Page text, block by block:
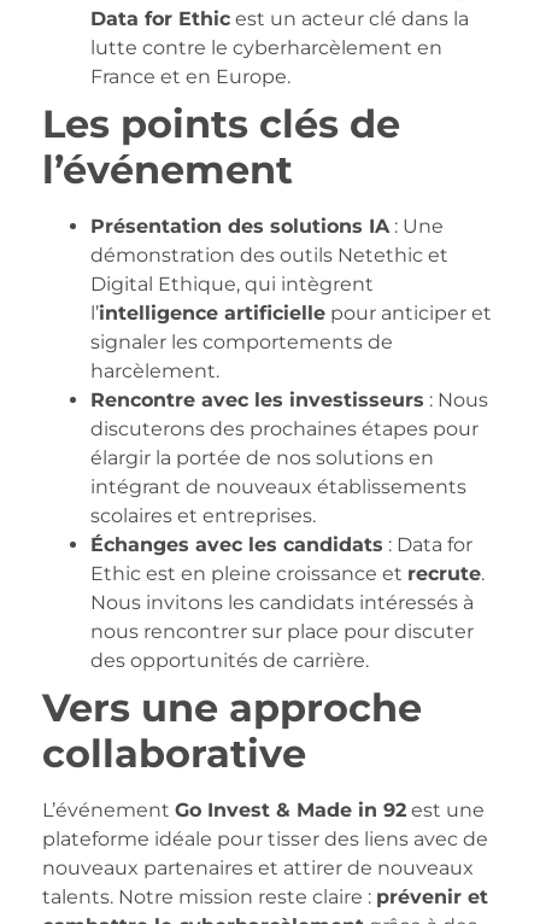
Data for Ethic est un acteur clé dans la
lutte contre le cyberharcèlement en
France et en Europe.
Les points clés de
l’événement
Présentation des solutions IA: Une
démonstration des outils Netethic et
Digital Ethique, qui intègrent
l’intelligence artificielle pour anticiper et
signaler les comportements de
harcèlement.
Rencontre avec les investisseurs : Nous
discuterons des prochaines étapes pour
élargir la portée de nos solutions en
intégrant de nouveaux établissements
scolaires et entreprises.
Échanges avec les candidats : Data for
Ethic est en pleine croissance et recrute.
Nous invitons les candidats intéressés à
nous rencontrer sur place pour discuter
des opportunités de carrière.
Vers une approche
collaborative
L’événement Go Invest & Made in 92 est une
plateforme idéale pour tisser des liens avec de
nouveaux partenaires et attirer de nouveaux
talents. Notre mission reste claire : prévenir et